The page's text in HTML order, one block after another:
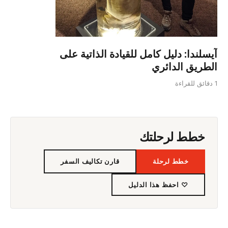
آيسلندا: دليل كامل للقيادة الذاتية على
الطريق الدائري
1 دقائق للقراءة
خطط لرحلتك
خطط لرحلة قارن تكاليف السفر
♡ احفظ هذا الدليل